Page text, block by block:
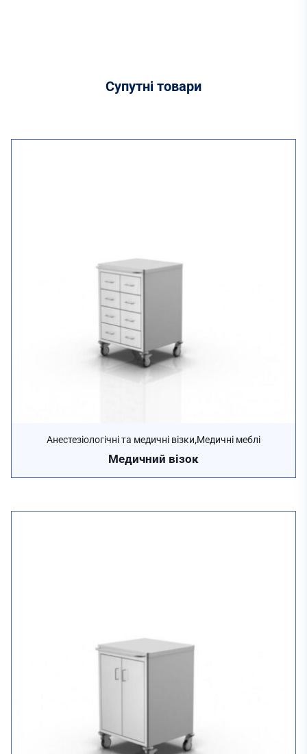
Супутні товари
Анестезіологічні та медичні візки,Медичні меблі
Медичний візок